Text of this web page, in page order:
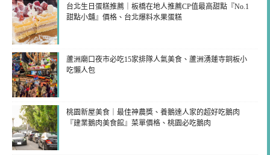
台北生日蛋糕推薦｜板橋在地人推薦CP值最高甜點『No.1
甜點小舖』價格、台北爆料水果蛋糕
蘆洲廟口夜市必吃15家排隊人氣美食、蘆洲湧蓮寺銅板小
吃懶人包
桃園新屋美食｜最佳神農獎、養鵝達人家的超好吃鵝肉
『建業鵝肉美食館』菜單價格、桃園必吃鵝肉